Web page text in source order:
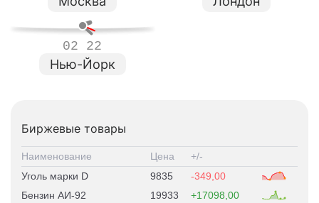
02 22
:
Нью-Йорк
Биржевые товары
Наименование Цена
+/-
Уголь марки D
9835
-349,00
Бензин АИ-92
19933
17098,00